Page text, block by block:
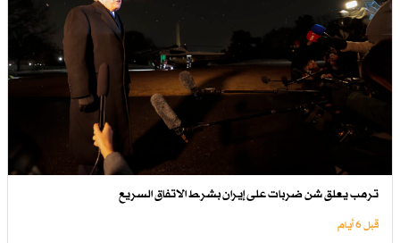
ترمب يعلق شن ضربات على إيران بشرط الاتفاق السريع
قبل 6 أيام